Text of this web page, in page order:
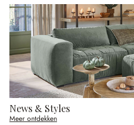
News & Styles
Meer ontdekken